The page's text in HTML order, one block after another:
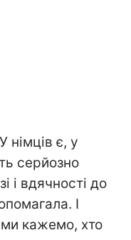
німців є, у
серйозно
і вдячності до
І
кажемо, хто